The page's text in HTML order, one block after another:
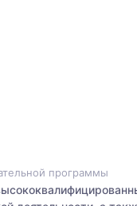
программы